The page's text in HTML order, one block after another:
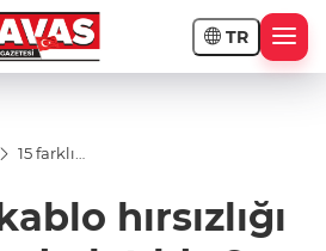
TR
15 farklı
olayı
aydınlatıldı,hırsızlığı